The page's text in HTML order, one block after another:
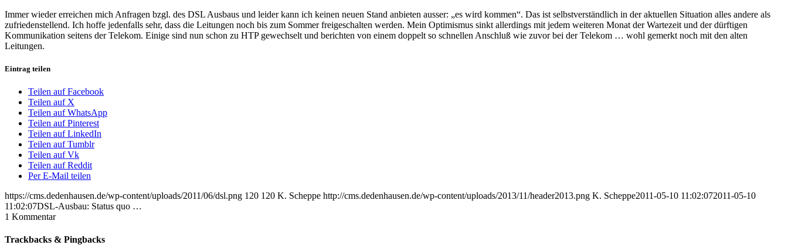
Immer wieder erreichen mich Anfragen bzgl. des DSL Ausbaus und leider kann ich keinen neuen Stand anbieten ausser: „es wird kommen“. Das ist selbstverständlich in der aktuellen Situation alles andere als
zufriedenstellend. Ich hoffe jedenfalls sehr, dass die Leitungen noch bis zum Sommer freigeschalten werden. Mein Optimismus sinkt allerdings mit jedem weiteren Monat der Wartezeit und der dürftigen
Kommunikation seitens der Telekom. Einige sind nun schon zu HTP gewechselt und berichten von einem doppelt so schnellen Anschluß wie zuvor bei der Telekom … wohl gemerkt noch mit den alten
Leitungen.
Eintrag teilen
Teilen auf Facebook
Teilen auf X
Teilen auf WhatsApp
Teilen auf Pinterest
Teilen auf LinkedIn
Teilen auf Tumblr
Teilen auf Vk
Teilen auf Reddit
Per E-Mail teilen
https://cms.dedenhausen.de/wp-content/uploads/2011/06/dsl.png 120 120 K. Scheppe http://cms.dedenhausen.de/wp-content/uploads/2013/11/header2013.png K. Scheppe2011-05-10 11:02:072011-05-10
11:02:07DSL-Ausbau: Status quo …
1 Kommentar
Trackbacks & Pingbacks